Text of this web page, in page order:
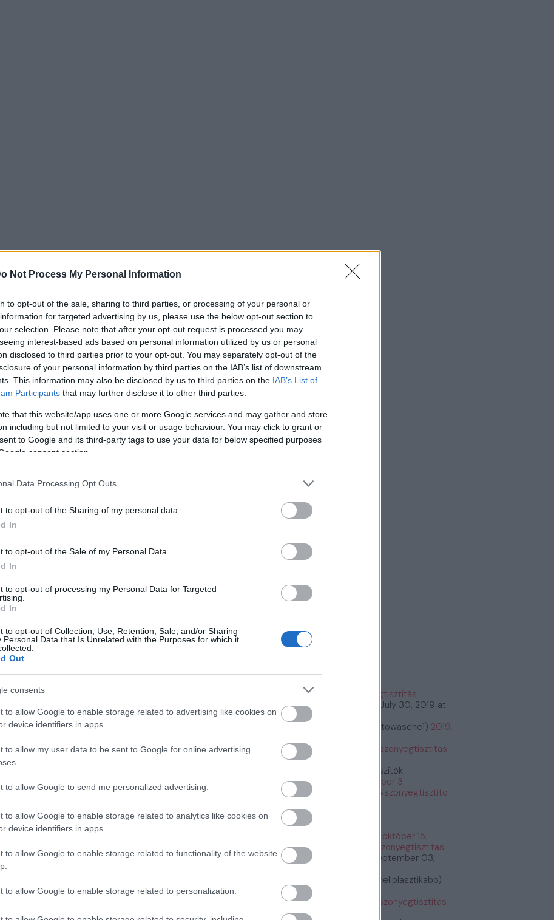
Not Process My Personal Information
to opt-out of the sale, sharing to third parties, or processing of your personal or
for targeted advertising by us, please use the below opt-out section to
selection. Please note that after your opt-out request is processed you may
interest-based ads based on personal information utilized by us or personal
disclosed to third parties prior to your opt-out. You may separately opt-out of the
of your personal information by third parties on the IAB’s list of downstream
This information may also be disclosed by us to third parties on the IAB’s List of
Participants that may further disclose it to other third parties.
that this website/app uses one or more Google services and may gather and store
including but not limited to your visit or usage behaviour. You may click to grant or
to Google and its third-party tags to use your data for below specified purposes
consent section.
Data Processing Opt Outs
to opt-out of the Sharing of my personal data.
In
to opt-out of the Sale of my Personal Data.
In
to opt-out of processing my Personal Data for Targeted
In
to opt-out of Collection, Use, Retention, Sale, and/or Sharing
Personal Data that Is Unrelated with the Purposes for which it
Out
consents
to allow Google to enable storage related to advertising like cookies on
device identifiers in apps.
to allow my user data to be sent to Google for online advertising
to allow Google to send me personalized advertising.
to allow Google to enable storage related to analytics like cookies on
device identifiers in apps.
to allow Google to enable storage related to functionality of the website
to allow Google to enable storage related to personalization.
Szőnyegtisztítás
#szőnyegtisztítás
https://t.co/2kCeMMwvxK
July 30, 2019 at
06:26PM
— bioautowasche (@bioautowasche1) 2019.
https://t.co/PASrtywGdr
#szonyegtisztitas
https://t.co/PASrtywGdr
— Étrend és Táplálékkiegészítők
(@etrendes)
2019. december 3.
https://t.co/G6y7bq2BNU
#szonyegtisztito
https://t.co/G6y7bq2BNU
— Fogyás és fogyókúra
2019. október 15.
https://t.co/ErRtlyiGW9
#szonyegtisztitas
https://t.co/ErRtlyiGW9
September 03,
— Plasztikai Sebészet (@mellplasztikabp)
2019. szeptember 3.
https://t.co/xkWHrUDgsi
#szonyegtisztitas
https://t.co/xkWHrUDgsi